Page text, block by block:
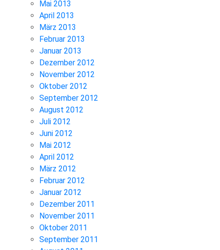
Mai 2013
April 2013
März 2013
Februar 2013
Januar 2013
Dezember 2012
November 2012
Oktober 2012
September 2012
August 2012
Juli 2012
Juni 2012
Mai 2012
April 2012
März 2012
Februar 2012
Januar 2012
Dezember 2011
November 2011
Oktober 2011
September 2011